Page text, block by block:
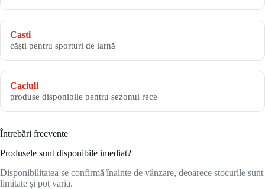
Casti
căști pentru sporturi de iarnă
Caciuli
produse disponibile pentru sezonul rece
Întrebări frecvente
Produsele sunt disponibile imediat?
Disponibilitatea se confirmă înainte de vânzare, deoarece stocurile sunt
limitate și pot varia.